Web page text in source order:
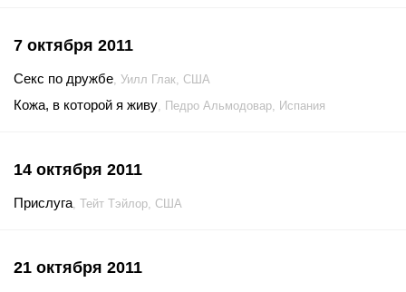
7 октября 2011
Секс по дружбе, Уилл Глак, США
Кожа, в которой я живу, Педро Альмодовар, Испания
14 октября 2011
Прислуга, Тейт Тэйлор, США
21 октября 2011